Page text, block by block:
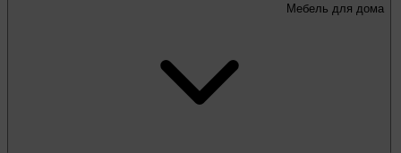
Мебель для дома